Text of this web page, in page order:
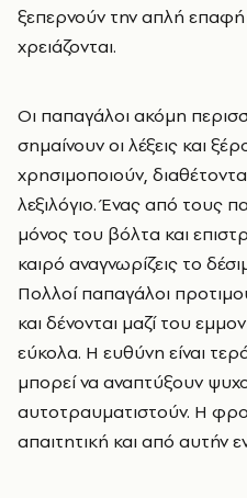
ξεπερνούν την απλή επαφή
χρειάζονται.
Οι παπαγάλοι ακόμη
σημαίνουν οι λέξεις και
χρησιμοποιούν,
λεξιλόγιο. Ένας από τους
μόνος του βόλτα και
καιρό αναγνωρίζεις το
Πολλοί παπαγάλοι
και δένονται μαζί του
εύκολα. Η ευθύνη είναι
μπορεί να αναπτύξουν
αυτοτραυματιστούν. Η
απαιτητική και από αυτήν